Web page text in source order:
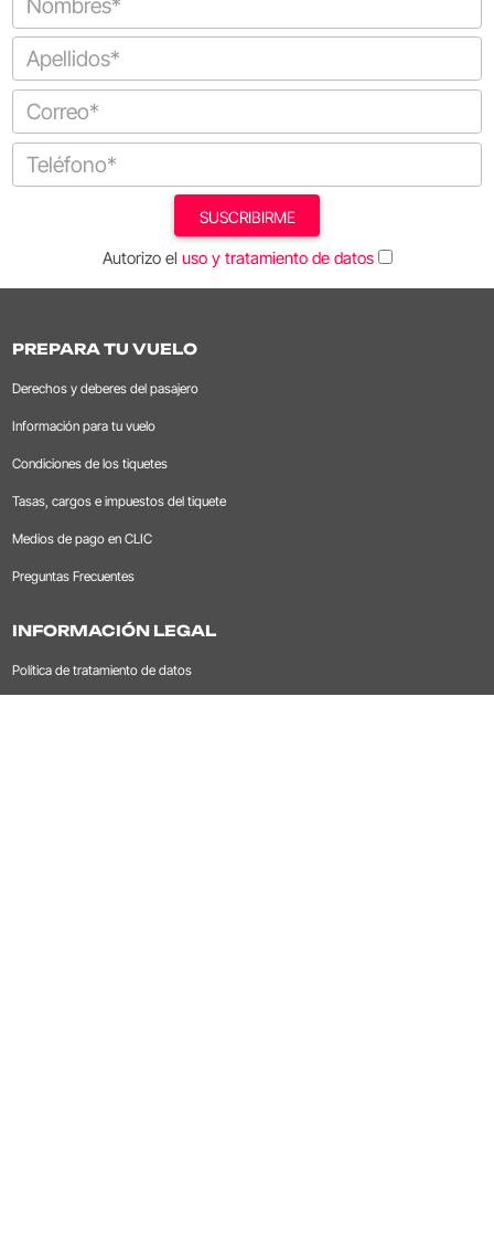
SUSCRIBIRME
Autorizo el uso y tratamiento de datos
PREPARA TU VUELO
Derechos y deberes del pasajero
Información para tu vuelo
Condiciones de los tiquetes
Tasas, cargos e impuestos del tiquete
Medios de pago en CLIC
Preguntas Frecuentes
INFORMACIÓN LEGAL
Política de tratamiento de datos